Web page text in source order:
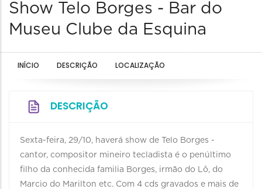
Show Telo Borges - Bar do
Museu Clube da Esquina
INÍCIO DESCRIÇÃO LOCALIZAÇÃO
DESCRIÇÃO
Sexta-feira, 29/10, haverá show de Telo Borges -
cantor, compositor mineiro tecladista é o penúltimo
filho da conhecida familia Borges, irmão do Lô, do
Marcio do Marilton etc. Com 4 cds gravados e mais de